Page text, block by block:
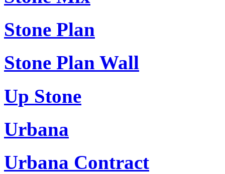
Stone Plan
Stone Plan Wall
Up Stone
Urbana
Urbana Contract